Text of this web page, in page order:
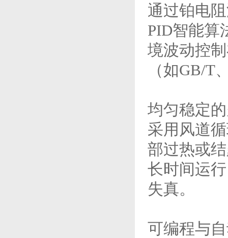
通过铂电
PID智能算
境波动控
（如GB/T
均匀稳定
采用风道
部过热或
长时间运
失真。
可编程与